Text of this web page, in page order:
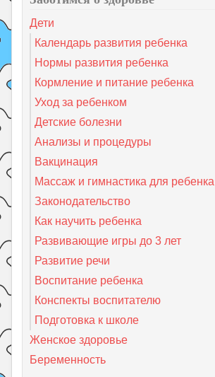
Дети
Календарь развития ребенка
Нормы развития ребенка
Кормление и питание ребенка
Уход за ребенком
Детские болезни
Анализы и процедуры
Вакцинация
Массаж и гимнастика для ребенка
Законодательство
Как научить ребенка
Развивающие игры до 3 лет
Развитие речи
Воспитание ребенка
Конспекты воспитателю
Подготовка к школе
Женское здоровье
Беременность